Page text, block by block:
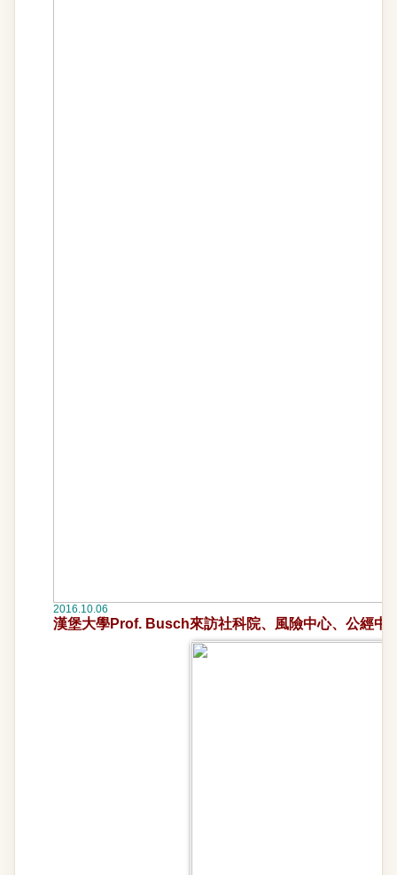
2016.10.06
漢堡大學Prof. Busch來訪社科院、風險中心、公經中